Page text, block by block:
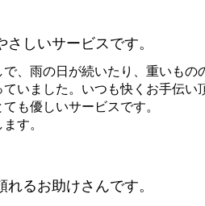
しいサービスです。
、雨の日が続いたり、重いもの
いました。いつも快くお手伝い
も優しいサービスです。
す。
るお助けさんです。